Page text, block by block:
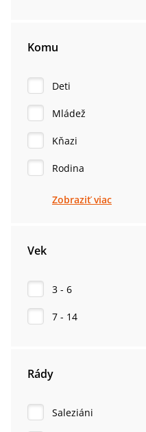
Komu
Deti
Mládež
Kňazi
Rodina
Zobraziť viac
Vek
3 - 6
7 - 14
Rády
Saleziáni